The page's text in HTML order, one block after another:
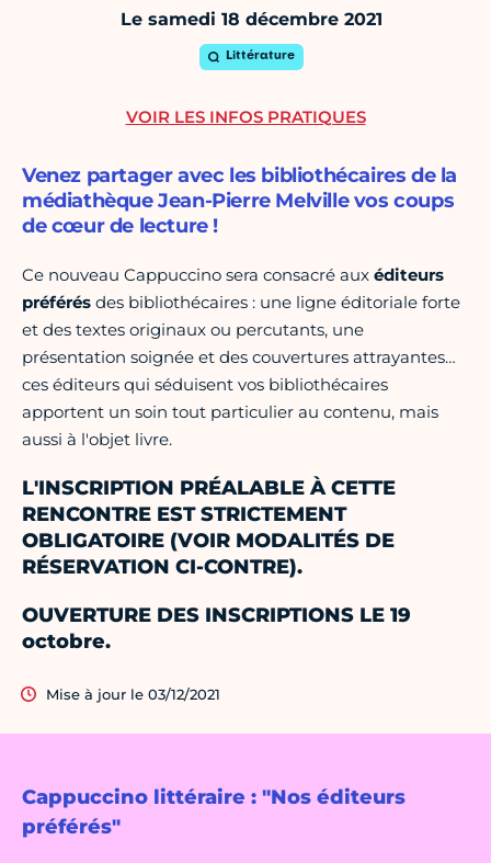
Le samedi 18 décembre 2021
Littérature
Cappuccino littéraire : "Nos éditeurs
préférés"
Venez partager avec les bibliothécaires de la
médiathèque Jean-Pierre Melville vos coups
de cœur de lecture !
Ce nouveau Cappuccino sera consacré aux éditeurs
préférés des bibliothécaires : une ligne éditoriale forte
et des textes originaux ou percutants, une
présentation soignée et des couvertures attrayantes…
ces éditeurs qui séduisent vos bibliothécaires
apportent un soin tout particulier au contenu, mais
aussi à l'objet livre.
L'INSCRIPTION PRÉALABLE À CETTE
RENCONTRE EST STRICTEMENT
OBLIGATOIRE (VOIR MODALITÉS DE
RÉSERVATION CI-CONTRE).
OUVERTURE DES INSCRIPTIONS LE 19
octobre.
Mise à jour le 03/12/2021
VOIR LES INFOS PRATIQUES